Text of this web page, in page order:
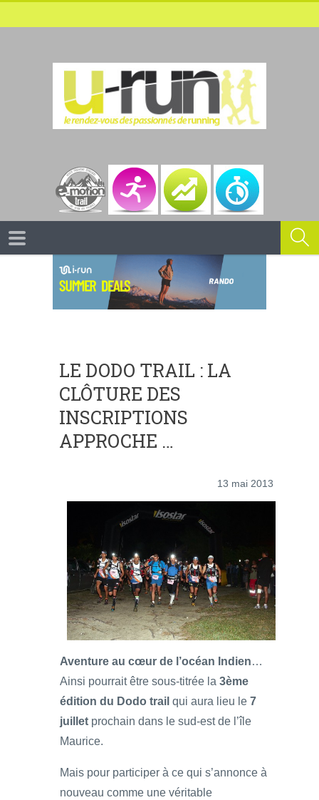
LE DODO TRAIL : LA
CLÔTURE DES
INSCRIPTIONS
APPROCHE …
13 mai 2013
Aventure au cœur de l’océan Indien…
Ainsi pourrait être sous-titrée la 3ème
édition du Dodo trail qui aura lieu le 7
juillet prochain dans le sud-est de l’île
Maurice.
Mais pour participer à ce qui s’annonce à
nouveau comme une véritable